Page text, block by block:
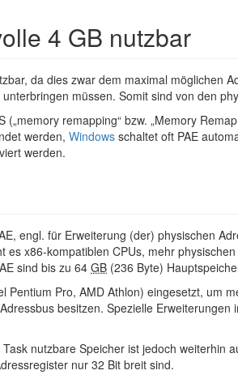
4 GB nutzbar
da dies zwar dem maximal möglichen
müssen. Somit sind von den
(„memory remapping“ bzw. „Memory
werden, Windows schaltet oft PAE
werden.
engl. für Erweiterung (der) physischen
es x86-kompatiblen CPUs, mehr
sind bis zu 64GB (236 Byte)
Pentium Pro, AMD Athlon) eingesetzt, um
besitzen. Spezielle
nutzbare Speicher ist jedoch weiterhin
nur 32 Bit breit sind.